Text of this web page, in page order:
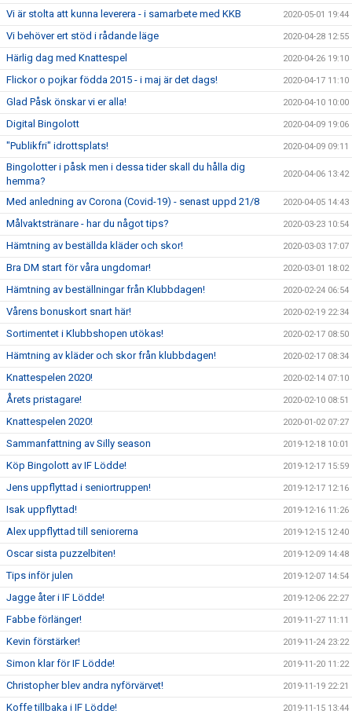
Vi är stolta att kunna leverera - i samarbete med KKB 2020-05-01 19:44
Vi behöver ert stöd i rådande läge 2020-04-28 12:55
Härlig dag med Knattespel 2020-04-26 19:10
Flickor o pojkar födda 2015 - i maj är det dags! 2020-04-17 11:10
Glad Påsk önskar vi er alla! 2020-04-10 10:00
Digital Bingolott 2020-04-09 19:06
"Publikfri" idrottsplats! 2020-04-09 09:11
Bingolotter i påsk men i dessa tider skall du hålla dig
hemma?
2020-04-06 13:42
Med anledning av Corona (Covid-19) - senast uppd 21/8 2020-04-05 14:43
Målvaktstränare - har du något tips? 2020-03-23 10:54
Hämtning av beställda kläder och skor! 2020-03-03 17:07
Bra DM start för våra ungdomar! 2020-03-01 18:02
Hämtning av beställningar från Klubbdagen! 2020-02-24 06:54
Vårens bonuskort snart här! 2020-02-19 22:34
Sortimentet i Klubbshopen utökas! 2020-02-17 08:50
Hämtning av kläder och skor från klubbdagen! 2020-02-17 08:34
Knattespelen 2020! 2020-02-14 07:10
Årets pristagare! 2020-02-10 08:51
Knattespelen 2020! 2020-01-02 07:27
Sammanfattning av Silly season 2019-12-18 10:01
Köp Bingolott av IF Lödde! 2019-12-17 15:59
Jens uppflyttad i seniortruppen! 2019-12-17 12:16
Isak uppflyttad! 2019-12-16 11:26
Alex uppflyttad till seniorerna 2019-12-15 12:40
Oscar sista puzzelbiten! 2019-12-09 14:48
Tips inför julen 2019-12-07 14:54
Jagge åter i IF Lödde! 2019-12-06 22:27
Fabbe förlänger! 2019-11-27 11:11
Kevin förstärker! 2019-11-24 23:22
Simon klar för IF Lödde! 2019-11-20 11:22
Christopher blev andra nyförvärvet! 2019-11-19 22:21
Koffe tillbaka i IF Lödde! 2019-11-15 13:44